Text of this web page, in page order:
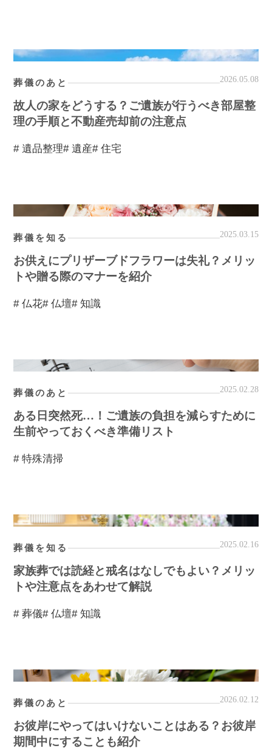
葬儀のあと 2026.05.08
故人の家をどうする？ご遺族が行うべき部屋整
理の手順と不動産売却前の注意点
# 遺品整理# 遺産# 住宅
葬儀を知る 2025.03.15
お供えにプリザーブドフラワーは失礼？メリッ
トや贈る際のマナーを紹介
# 仏花# 仏壇# 知識
葬儀のあと 2025.02.28
ある日突然死…！ご遺族の負担を減らすために
生前やっておくべき準備リスト
# 特殊清掃
葬儀を知る 2025.02.16
家族葬では読経と戒名はなしでもよい？メリッ
トや注意点をあわせて解説
# 葬儀# 仏壇# 知識
葬儀のあと 2026.02.12
お彼岸にやってはいけないことはある？お彼岸
期間中にすることも紹介